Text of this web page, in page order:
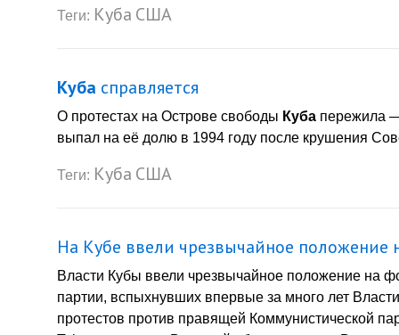
Теги: Куба США
Куба справляется
О протестах на Острове свободы Куба пережила
выпал на её долю в 1994 году после крушения
Теги: Куба США
На Кубе ввели чрезвычайное положение
Власти Кубы ввели чрезвычайное положение на
партии, вспыхнувших впервые за много лет
протестов против правящей Коммунистической